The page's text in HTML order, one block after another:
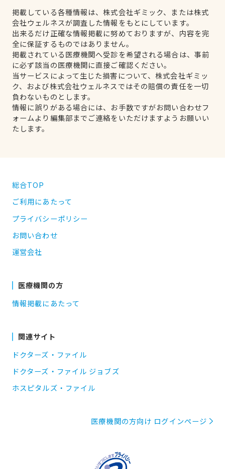
掲載している各種情報は、株式会社ギミック、または株式
会社ウェルネスが調査した情報をもとにしています。
出来るだけ正確な情報掲載に努めておりますが、内容を完
全に保証するものではありません。
掲載されている医療機関へ受診を希望される場合は、事前
に必ず該当の医療機関に直接ご確認ください。
当サービスによって生じた損害について、株式会社ギミッ
ク、および株式会社ウェルネスではその賠償の責任を一切
負わないものとします。
情報に誤りがある場合には、お手数ですがお問い合わせフ
ォームより編集部までご連絡をいただけますようお願いい
たします。
総合TOP
ご利用にあたって
プライバシーポリシー
お問い合わせ
運営会社
医療機関の方
情報掲載にあたって
関連サイト
ドクターズ・ファイル
ドクターズ・ファイル ジョブズ
ホスピタルズ・ファイル
医療機関の方向け ログインページ